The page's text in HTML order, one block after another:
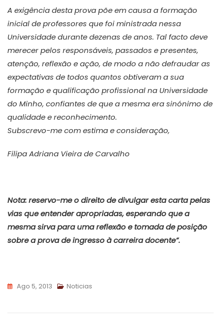
A exigência desta prova põe em causa a formação
inicial de professores que foi ministrada nessa
Universidade durante dezenas de anos. Tal facto deve
merecer pelos responsáveis, passados e presentes,
atenção, reflexão e ação, de modo a não defraudar as
expectativas de todos quantos obtiveram a sua
formação e qualificação profissional na Universidade
do Minho, confiantes de que a mesma era sinónimo de
qualidade e reconhecimento.
Subscrevo-me com estima e consideração,
Filipa Adriana Vieira de Carvalho
Nota: reservo-me o direito de divulgar esta carta pelas
vias que entender apropriadas, esperando que a
mesma sirva para uma reflexão e tomada de posição
sobre a prova de ingresso à carreira docente”.
Ago 5, 2013 Noticias